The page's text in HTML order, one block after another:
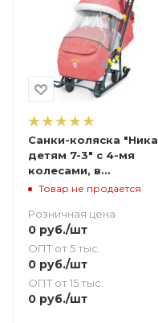
Санки-коляска "Ника
детям 7-3" с 4-мя
колесами, в
джинсовом стиле
Товар не продается
Розничная цена
0 руб./шт
ОПТ от 5 тыс.
0 руб./шт
ОПТ от 15 тыс.
0 руб./шт